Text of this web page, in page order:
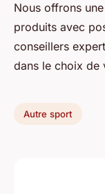
Nous offrons une
produits avec
conseillers
dans le choix de
Autre sport